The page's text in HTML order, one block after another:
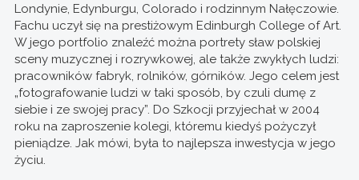
Londynie, Edynburgu, Colorado i rodzinnym Nałęczowie.
Fachu uczył się na prestiżowym Edinburgh College of Art.
W jego portfolio znaleźć można portrety sław polskiej
sceny muzycznej i rozrywkowej, ale także zwykłych ludzi:
pracowników fabryk, rolników, górników. Jego celem jest
„fotografowanie ludzi w taki sposób, by czuli dumę z
siebie i ze swojej pracy”. Do Szkocji przyjechał w 2004
roku na zaproszenie kolegi, któremu kiedyś pożyczył
pieniądze. Jak mówi, była to najlepsza inwestycja w jego
życiu.